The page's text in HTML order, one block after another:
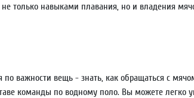
только навыками плавания, но и владения
важности вещь - знать, как обращаться с
команды по водному поло. Вы можете легко